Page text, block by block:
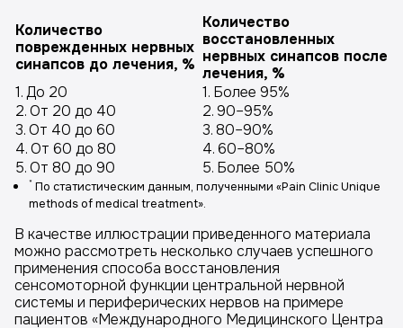
Количество
поврежденных нервных
синапсов до лечения, %
Количество
восстановленных
нервных синапсов после
лечения, %
1. До 20
1. Более 95%
2. От 20 до 40
2. 90–95%
3. От 40 до 60
3. 80–90%
4. От 60 до 80
4. 60–80%
5. От 80 до 90
5. Более 50%
* По статистическим данным, полученными «Pain Clinic Unique
methods of medical treatment».
В качестве иллюстрации приведенного материала
можно рассмотреть несколько случаев успешного
применения способа восстановления
сенсомоторной функции центральной нервной
системы и периферических нервов на примере
пациентов «Международного Медицинского Центра